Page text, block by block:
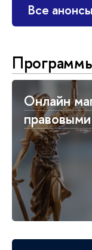
Все анонсы
Онлайн